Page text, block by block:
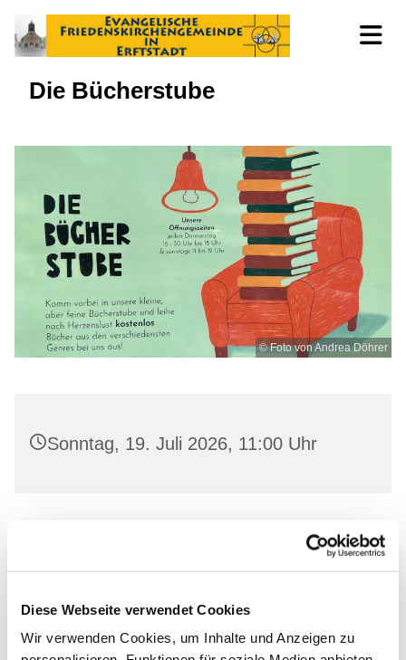
Diese Webseite verwendet Cookies
Wir verwenden Cookies, um Inhalte und Anzeigen zu
Die Bücherstube
© Foto von Andrea Döhrer
Sonntag, 19. Juli 2026, 11:00 Uhr
Leihen Sie in freundlicher Atmosphäre aktuelle